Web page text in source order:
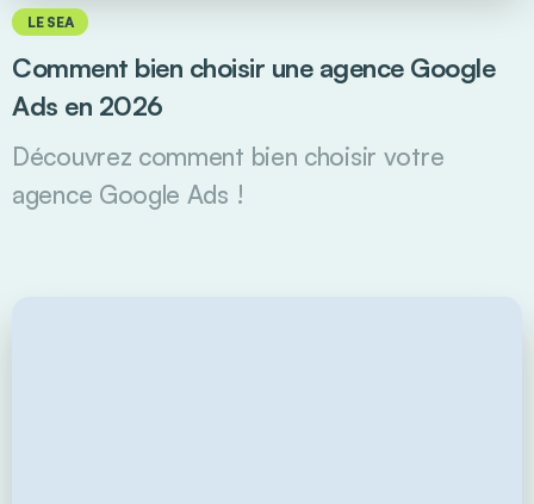
LE SEA
Comment bien choisir une agence Google
Ads en 2026
Découvrez comment bien choisir votre
agence Google Ads !